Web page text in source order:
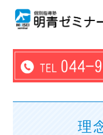
理